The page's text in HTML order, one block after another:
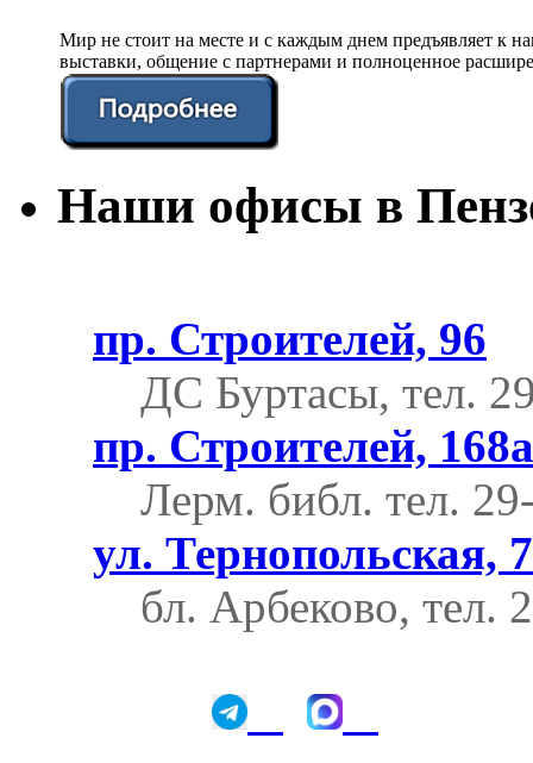
Мир не стоит на месте и с каждым днем предъявляет к
выставки, общение с партнерами и полноценное
Наши офисы в
пр. Строителей, 96
ДС Буртасы, тел.
пр. Строителей, 168а
Лерм. библ. тел.
ул. Тернопольская, 7
бл. Арбеково, тел.